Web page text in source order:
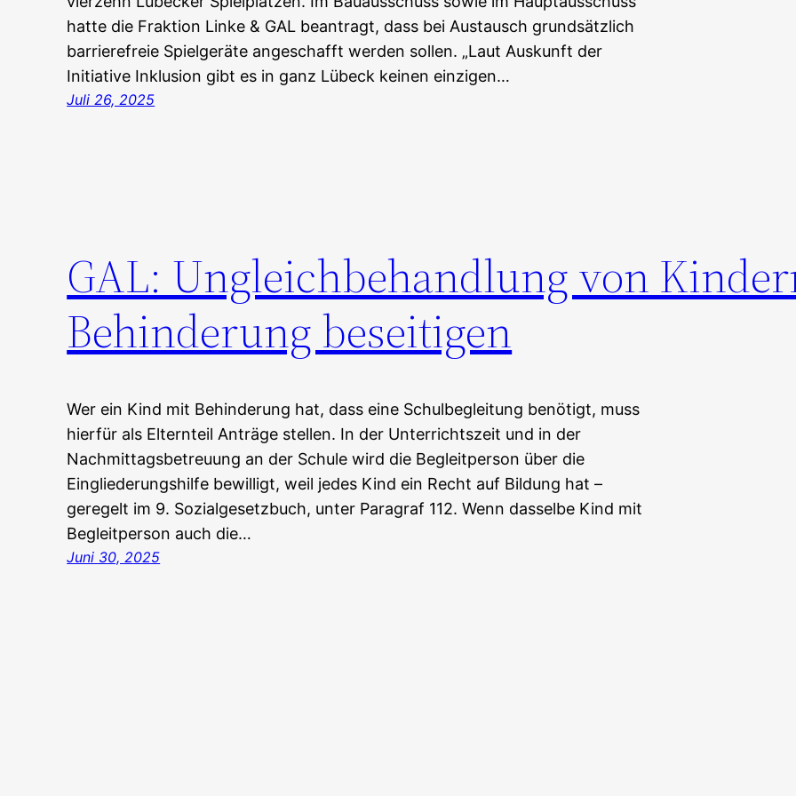
hatte die Fraktion Linke & GAL beantragt, dass bei Austausch grundsätzlich
barrierefreie Spielgeräte angeschafft werden sollen. „Laut Auskunft der
Initiative Inklusion gibt es in ganz Lübeck keinen einzigen…
Juli 26, 2025
GAL: Ungleichbehandlung von
Behinderung beseitigen
Wer ein Kind mit Behinderung hat, dass eine Schulbegleitung benötigt, muss
hierfür als Elternteil Anträge stellen. In der Unterrichtszeit und in der
Nachmittagsbetreuung an der Schule wird die Begleitperson über die
Eingliederungshilfe bewilligt, weil jedes Kind ein Recht auf Bildung hat –
geregelt im 9. Sozialgesetzbuch, unter Paragraf 112. Wenn dasselbe Kind mit
Begleitperson auch die…
Juni 30, 2025